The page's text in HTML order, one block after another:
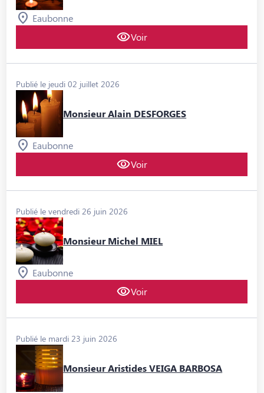
Eaubonne
Voir
Publié le jeudi 02 juillet 2026
Monsieur Alain DESFORGES
Eaubonne
Voir
Publié le vendredi 26 juin 2026
Monsieur Michel MIEL
Eaubonne
Voir
Publié le mardi 23 juin 2026
Monsieur Aristides VEIGA BARBOSA